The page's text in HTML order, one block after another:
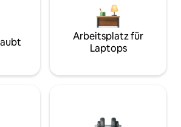
Arbeitsplatz für
Laptops